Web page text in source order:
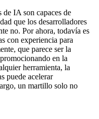
de IA son capaces de
que los desarrolladores
no. Por ahora, todavía es
con experiencia para
que parece ser la
en la
herramienta, la
puede acelerar
un martillo solo no